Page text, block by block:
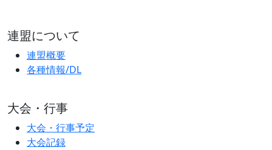
連盟について
連盟概要
各種情報/DL
大会・行事
大会・行事予定
大会記録